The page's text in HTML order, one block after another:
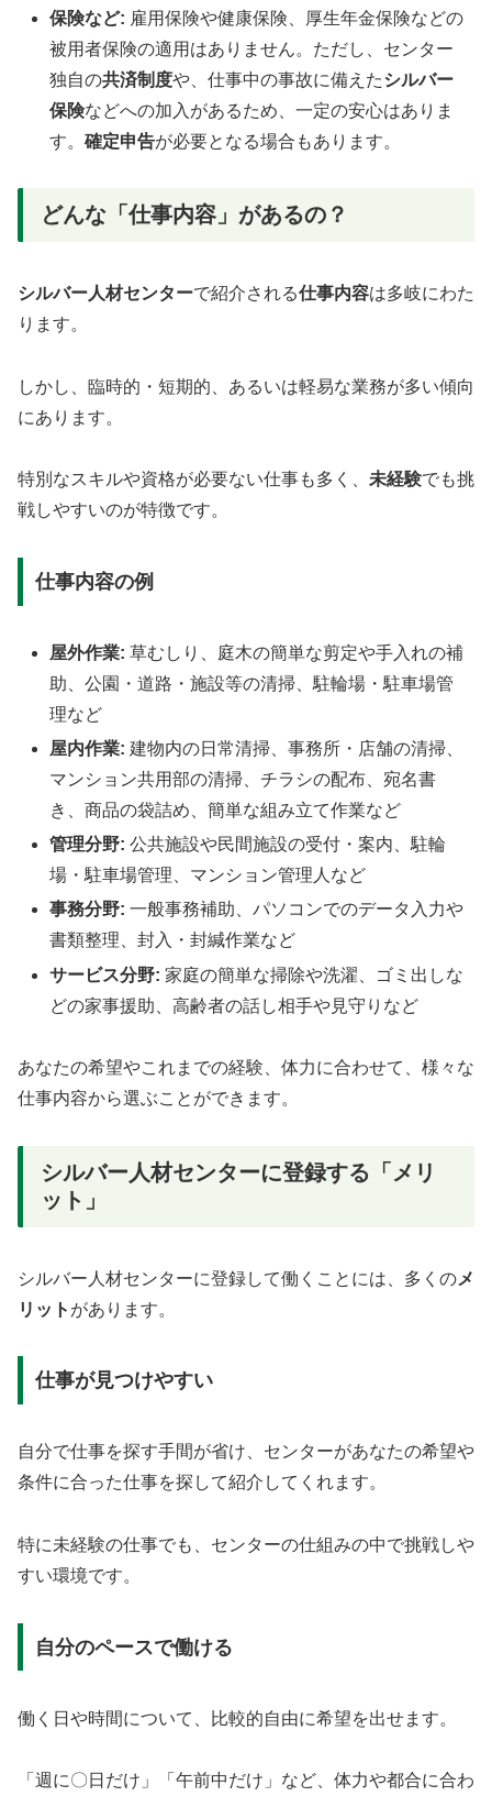
保険など: 雇用保険や健康保険、厚生年金保険などの
被用者保険の適用はありません。ただし、センター
独自の共済制度や、仕事中の事故に備えたシルバー
保険などへの加入があるため、一定の安心はありま
す。確定申告が必要となる場合もあります。
どんな「仕事内容」があるの？
シルバー人材センターで紹介される仕事内容は多岐にわた
ります。
しかし、臨時的・短期的、あるいは軽易な業務が多い傾向
にあります。
特別なスキルや資格が必要ない仕事も多く、 未経験でも挑
戦しやすいのが特徴です。
仕事内容の例
屋外作業: 草むしり、庭木の簡単な剪定や手入れの補
助、公園・道路・施設等の清掃、駐輪場・駐車場管
理など
屋内作業: 建物内の日常清掃、事務所・店舗の清掃、
マンション共用部の清掃、チラシの配布、宛名書
き、商品の袋詰め、簡単な組み立て作業など
管理分野: 公共施設や民間施設の受付・案内、駐輪
場・駐車場管理、マンション管理人など
事務分野: 一般事務補助、パソコンでのデータ入力や
書類整理、封入・封緘作業など
サービス分野: 家庭の簡単な掃除や洗濯、ゴミ出しな
どの家事援助、高齢者の話し相手や見守りなど
あなたの希望やこれまでの経験、体力に合わせて、様々な
仕事内容から選ぶことができます。
シルバー人材センターに登録する「メリ
ット」
シルバー人材センターに登録して働くことには、多くのメ
リット があります。
仕事が見つけやすい
自分で仕事を探す手間が省け、センターがあなたの希望や
条件に合った仕事を探して紹介してくれます。
特に未経験の仕事でも、センターの仕組みの中で挑戦しや
すい環境です。
自分のペースで働ける
働く日や時間について、比較的自由に希望を出せます。
「週に〇日だけ」「午前中だけ」など、体力や都合に合わ